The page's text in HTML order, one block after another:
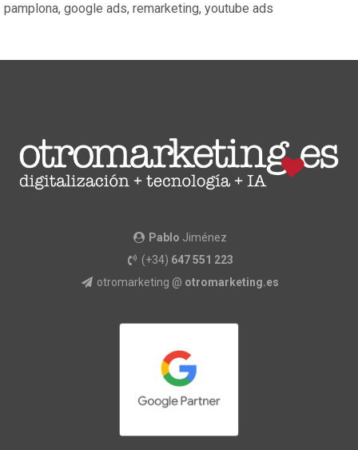
pamplona, google ads, remarketing, youtube ads
Pablo Jiménez
(+34) 647 551 223
otromarketing @ otromarketing.es